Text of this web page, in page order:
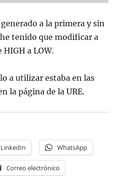
a la primera y sin
tenido que modificar a
a LOW.
a utilizar estaba en las
la página de la URE.
LinkedIn WhatsApp
Correo electrónico